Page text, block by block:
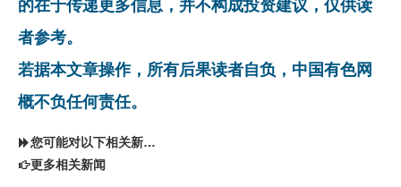
的在于传递更多信息，并不构成投资建议，仅供读
者参考。
若据本文章操作，所有后果读者自负，中国有色网
概不负任何责任。
您可能对以下相关新闻同样感兴趣
更多相关新闻